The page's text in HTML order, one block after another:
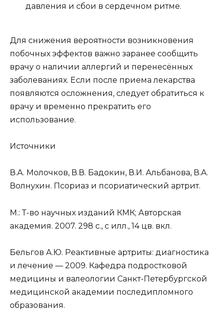
давления и сбои в сердечном ритме.
Для снижения вероятности возникновения
побочных эффектов важно заранее сообщить
врачу о наличии аллергий и перенесённых
заболеваниях. Если после приема лекарства
появляются осложнения, следует обратиться к
врачу и временно прекратить его
использование.
Источники
В.А. Молочков, В.В. Бадокин, В.И. Альбанова, В.А.
Волнухин. Псориаз и псориатический артрит.
М.: Т-во научных изданий КМК; Авторская
академия. 2007. 298 с., с илл., 14 цв. вкл.
Бельгов А.Ю. Реактивные артриты: диагностика
и лечение — 2009. Кафедра подростковой
медицины и валеологии Санкт-Петербургской
медицинской академии последипломного
образования.